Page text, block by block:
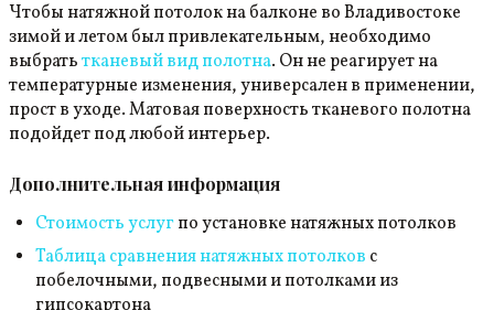
Чтобы натяжной потолок на балконе во Владивостоке
зимой и летом был привлекательным, необходимо
выбратьтканевый вид полотна. Он не реагирует на
температурные изменения, универсален в применении,
прост в уходе. Матовая поверхность тканевого полотна
подойдет под любой интерьер.
Дополнительная информация
Стоимость услугпо установке натяжных потолков
Таблица сравнения натяжных потолков с
побелочными, подвесными и потолками из